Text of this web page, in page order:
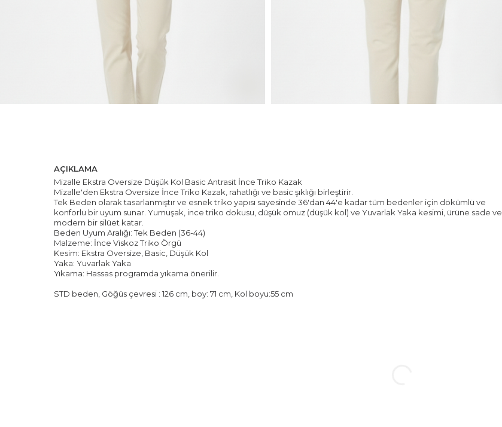
AÇIKLAMA
Mizalle Ekstra Oversize Düşük Kol Basic Antrasit İnce Triko Kazak
Mizalle'den Ekstra Oversize İnce Triko Kazak, rahatlığı ve basic şıklığı birleştirir.
Tek Beden olarak tasarlanmıştır ve esnek triko yapısı sayesinde 36'dan 44'e kadar tüm bedenler için dökümlü ve
konforlu bir uyum sunar. Yumuşak, ince triko dokusu, düşük omuz (düşük kol) ve Yuvarlak Yaka kesimi, ürüne sade ve
modern bir silüet katar.
Beden Uyum Aralığı: Tek Beden (36-44)
Malzeme: İnce Viskoz Triko Örgü
Kesim: Ekstra Oversize, Basic, Düşük Kol
Yaka: Yuvarlak Yaka
Yıkama: Hassas programda yıkama önerilir.
STD beden, Göğüs çevresi : 126 cm, boy: 71 cm, Kol boyu:55 cm